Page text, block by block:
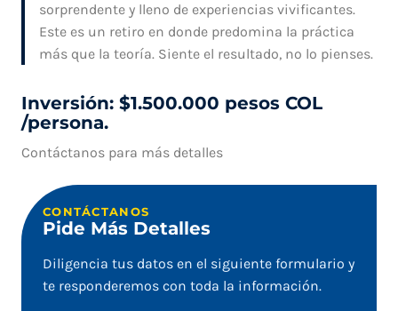
sorprendente y lleno de experiencias vivificantes.
Este es un retiro en donde predomina la práctica
más que la teoría. Siente el resultado, no lo pienses.
Inversión: $1.500.000 pesos COL
/persona.
Contáctanos para más detalles
CONTÁCTANOS
Pide Más Detalles
Diligencia tus datos en el siguiente formulario y
te responderemos con toda la información.